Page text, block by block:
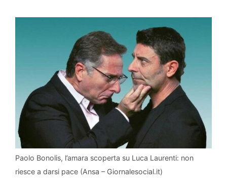
Paolo Bonolis, l’amara scoperta su Luca Laurenti: non
riesce a darsi pace (Ansa – Giornalesocial.it)